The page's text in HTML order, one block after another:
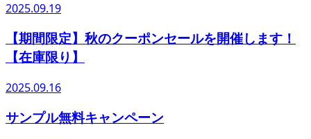
2025.09.19
【期間限定】秋のクーポンセールを開催します！
【在庫限り】
2025.09.16
サンプル無料キャンペーン